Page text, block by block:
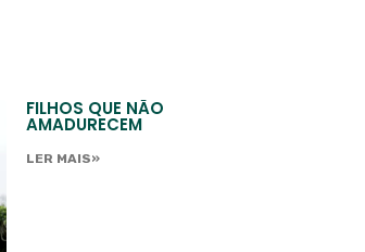
FILHOS QUE NÃO
AMADURECEM
LER MAIS»